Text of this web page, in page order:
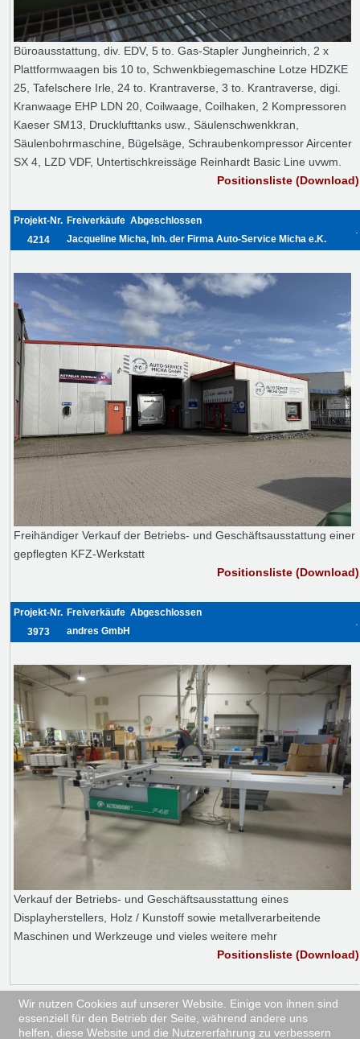
Büroausstattung, div. EDV, 5 to. Gas-Stapler Jungheinrich, 2 x
Plattformwaagen bis 10 to, Schwenkbiegemaschine Lotze HDZKE
25, Tafelschere Irle, 24 to. Krantraverse, 3 to. Krantraverse, digi.
Kranwaage EHP LDN 20, Coilwaage, Coilhaken, 2 Kompressoren
Kaeser SM13, Drucklufttanks usw., Säulenschwenkkran,
Säulenbohrmaschine, Bügelsäge, Schraubenkompressor Aircenter
SX 4, LZD VDF, Untertischkreissäge Reinhardt Basic Line uvwm.
Positionsliste (Download)
Projekt-Nr.
4214
Freiverkäufe Abgeschlossen
Jacqueline Micha, Inh. der Firma Auto-Service Micha e.K.
Freihändiger Verkauf der Betriebs- und Geschäftsausstattung einer
gepflegten KFZ-Werkstatt
Positionsliste (Download)
Projekt-Nr.
3973
Freiverkäufe Abgeschlossen
andres GmbH
Verkauf der Betriebs- und Geschäftsausstattung eines
Displayherstellers, Holz / Kunstoff sowie metallverarbeitende
Maschinen und Werkzeuge und vieles weitere mehr
Positionsliste (Download)
Wir nutzen Cookies auf unserer Website. Einige von ihnen sind
essenziell für den Betrieb der Seite, während andere uns
helfen, diese Website und die Nutzererfahrung zu verbessern